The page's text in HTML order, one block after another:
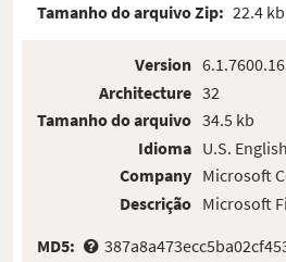
Tamanho do arquivo Zip: 22.4 kb
Version
Architecture
Tamanho do arquivo
Idioma
Company
Descrição
32
34.5 kb
U.S. English
Microsoft
Microsoft
MD5: